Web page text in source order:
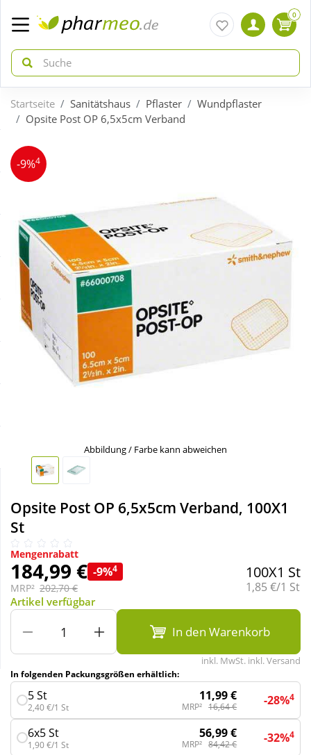
zurück
ÜBERSICHT AKTIONEN
Gratis dazu
Neuheiten
Sale
Schnäppchen
Täglich gut versorgt
zurück
ÜBERSICHT KATEGORIEN
Bio & Genuss
Diabetes
Körperpflege & Kosmetik
Liebe & Erotik
Nahrungsergänzung
Sanitätshaus
Sport & Fitness
Wellness
0
Startseite Sanitätshaus Pflaster
Wundpflaster
Opsite Post OP 6,5x5cm Verband
-9%4
Abbildung / Farbe kann abweichen
Opsite Post OP 6,5x5cm Verband, 100X1
St
Mengenrabatt
184,99 € -9%4
MRP² 202,70 €
100X1 St
Grundpreis:
1,85 €/1 St
Artikel verfügbar
In den Warenkorb
inkl. MwSt. inkl. Versand
In folgenden Packungsgrößen erhältlich:
5 St
2,40 €/1 St
11,99 €
MRP² 16,64 € -28%4
6x5 St
1,90 €/1 St
56,99 €
MRP² 84,42 € -32%4